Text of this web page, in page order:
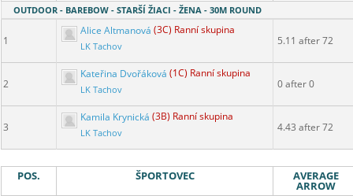
OUTDOOR - BAREBOW - STARŠÍ ŽIACI - ŽENA - 30M ROUND
1
Alice Altmanová (3C) Ranní skupina
LK Tachov 5.11 after 72
2
Kateřina Dvořáková (1C) Ranní skupina
LK Tachov 0 after 0
3
Kamila Krynická (3B) Ranní skupina
LK Tachov 4.43 after 72
POS. ŠPORTOVEC AVERAGE
ARROW